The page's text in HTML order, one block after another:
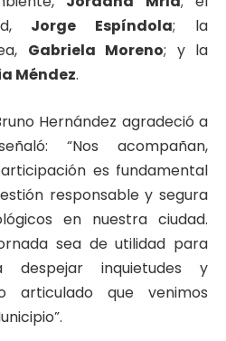
Jorge Espíndola; la
Gabriela Moreno; y la
Méndez.
Hernández agradeció a
“Nos acompañan,
es fundamental
responsable y segura
en nuestra ciudad.
sea de utilidad para
despejar inquietudes y
articulado que venimos